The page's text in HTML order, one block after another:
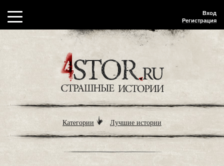
Вход
Регистрация
Категории Лучшие истории